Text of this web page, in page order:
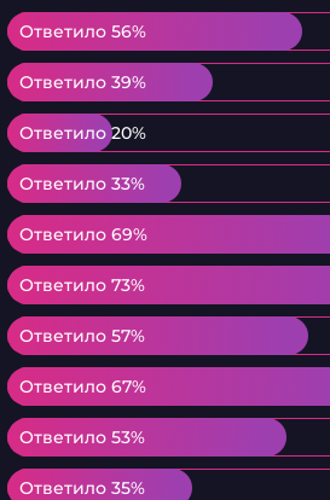
Ответило 56%
Ответило 56%
Ответило 39%
Ответило 39%
Ответило 20%
Ответило 20%
Ответило 33%
Ответило 33%
Ответило 69%
Ответило 69%
Ответило 73%
Ответило 73%
Ответило 57%
Ответило 57%
Ответило 67%
Ответило 67%
Ответило 53%
Ответило 53%
Ответило 35%
Ответило 35%